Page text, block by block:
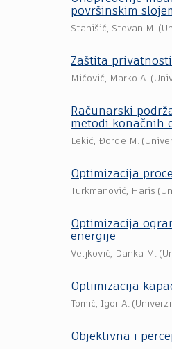
površinskim
Stanišić, Stevan M. (
Zaštita
Mićović, Marko A. (
Računarski
metodi konačnih
Lekić, Đorđe M. (
Optimizacija
Turkmanović, Haris (
Optimizacija
energije
Veljković, Danka M. (
Optimizacija
Tomić, Igor A. (
Objektivna i